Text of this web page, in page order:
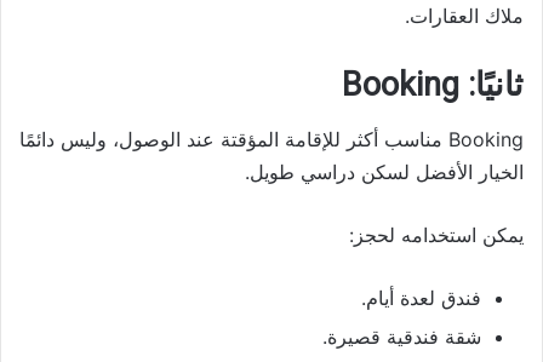
ملاك العقارات.
ثانيًا: Booking
Booking مناسب أكثر للإقامة المؤقتة عند الوصول، وليس دائمًا
الخيار الأفضل لسكن دراسي طويل.
يمكن استخدامه لحجز:
فندق لعدة أيام.
شقة فندقية قصيرة.